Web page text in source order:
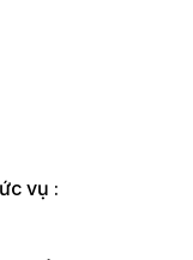
vụ :